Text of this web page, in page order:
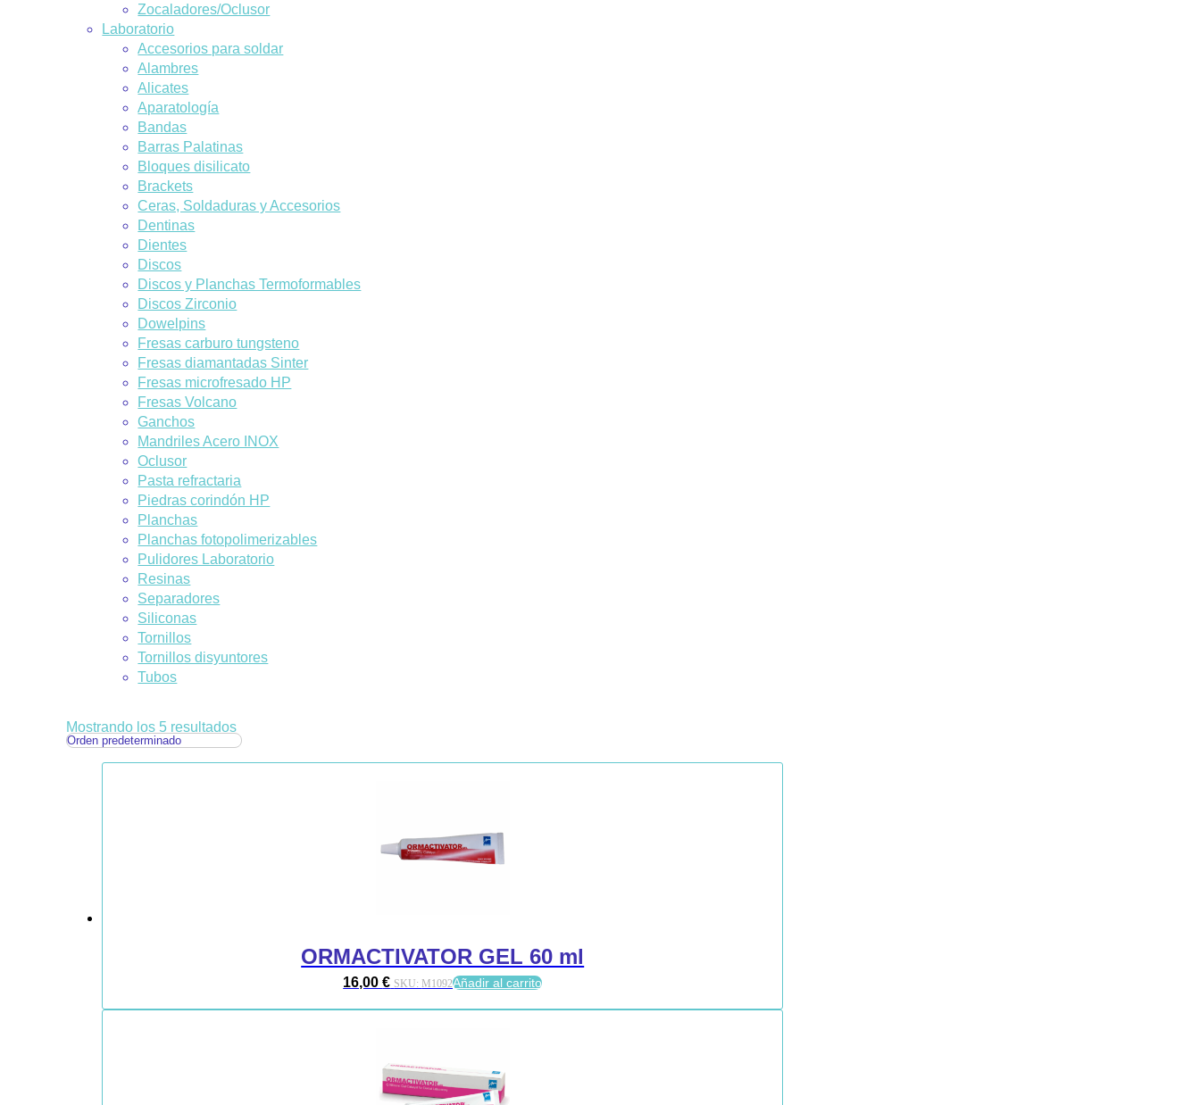
Zocaladores/Oclusor
Laboratorio
Accesorios para soldar
Alambres
Alicates
Aparatología
Bandas
Barras Palatinas
Bloques disilicato
Brackets
Ceras, Soldaduras y Accesorios
Dentinas
Dientes
Discos
Discos y Planchas Termoformables
Discos Zirconio
Dowelpins
Fresas carburo tungsteno
Fresas diamantadas Sinter
Fresas microfresado HP
Fresas Volcano
Ganchos
Mandriles Acero INOX
Oclusor
Pasta refractaria
Piedras corindón HP
Planchas
Planchas fotopolimerizables
Pulidores Laboratorio
Resinas
Separadores
Siliconas
Tornillos
Tornillos disyuntores
Tubos
Mostrando los 5 resultados
ORMACTIVATOR GEL 60 ml
16,00€ SKU: M1092Añadir al carrito